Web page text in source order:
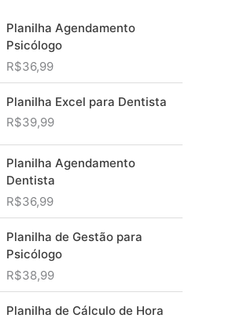
Planilha Agendamento
Psicólogo
R$36,99
Planilha Excel para Dentista
R$39,99
Planilha Agendamento
Dentista
R$36,99
Planilha de Gestão para
Psicólogo
R$38,99
Planilha de Cálculo de Hora